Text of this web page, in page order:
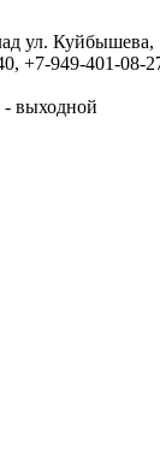
ул. Куйбышева,
+7-949-401-08-
- выходной